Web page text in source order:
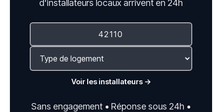
d'installateurs locaux arrivent en 24h
Voir les installateurs →
Sans engagement • Réponse sous 24h •